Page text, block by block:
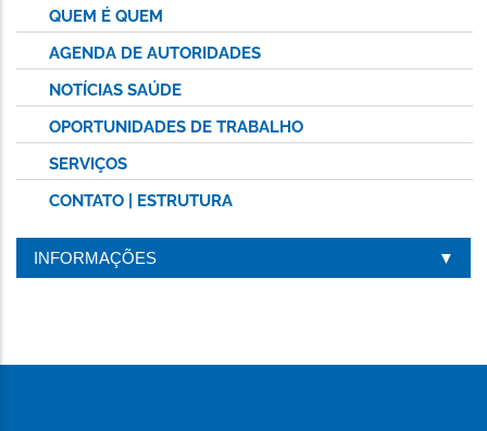
QUEM É QUEM
AGENDA DE AUTORIDADES
NOTÍCIAS SAÚDE
OPORTUNIDADES DE TRABALHO
SERVIÇOS
CONTATO | ESTRUTURA
INFORMAÇÕES